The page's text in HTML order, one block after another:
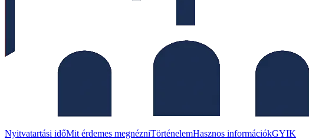
Nyitvatartási időMit érdemes megnézniTörténelemHasznos információkGYIK